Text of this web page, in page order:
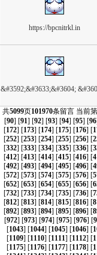
https://bpcnitrkl.in
&#3592;&#3633;&#3604;
共5099页101970条留言 当前第
[90] [91] [92] [93] [94] [95] [96
[172] [173] [174] [175] [176] [
[252] [253] [254] [255] [256] [
[332] [333] [334] [335] [336] [
[412] [413] [414] [415] [416] [
[492] [493] [494] [495] [496] [
[572] [573] [574] [575] [576] [
[652] [653] [654] [655] [656] [
[732] [733] [734] [735] [736] [
[812] [813] [814] [815] [816] [
[892] [893] [894] [895] [896] [
[972] [973] [974] [975] [976] [
[1043] [1044] [1045] [1046] [
[1109] [1110] [1111] [1112] [
[1175] [1176] [1177] [1178] [